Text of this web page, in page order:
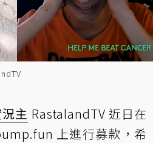
主 RastalandTV 近日在
上進行募款，希